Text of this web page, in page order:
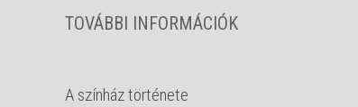
TOVÁBBI INFORMÁCIÓK
A színház története